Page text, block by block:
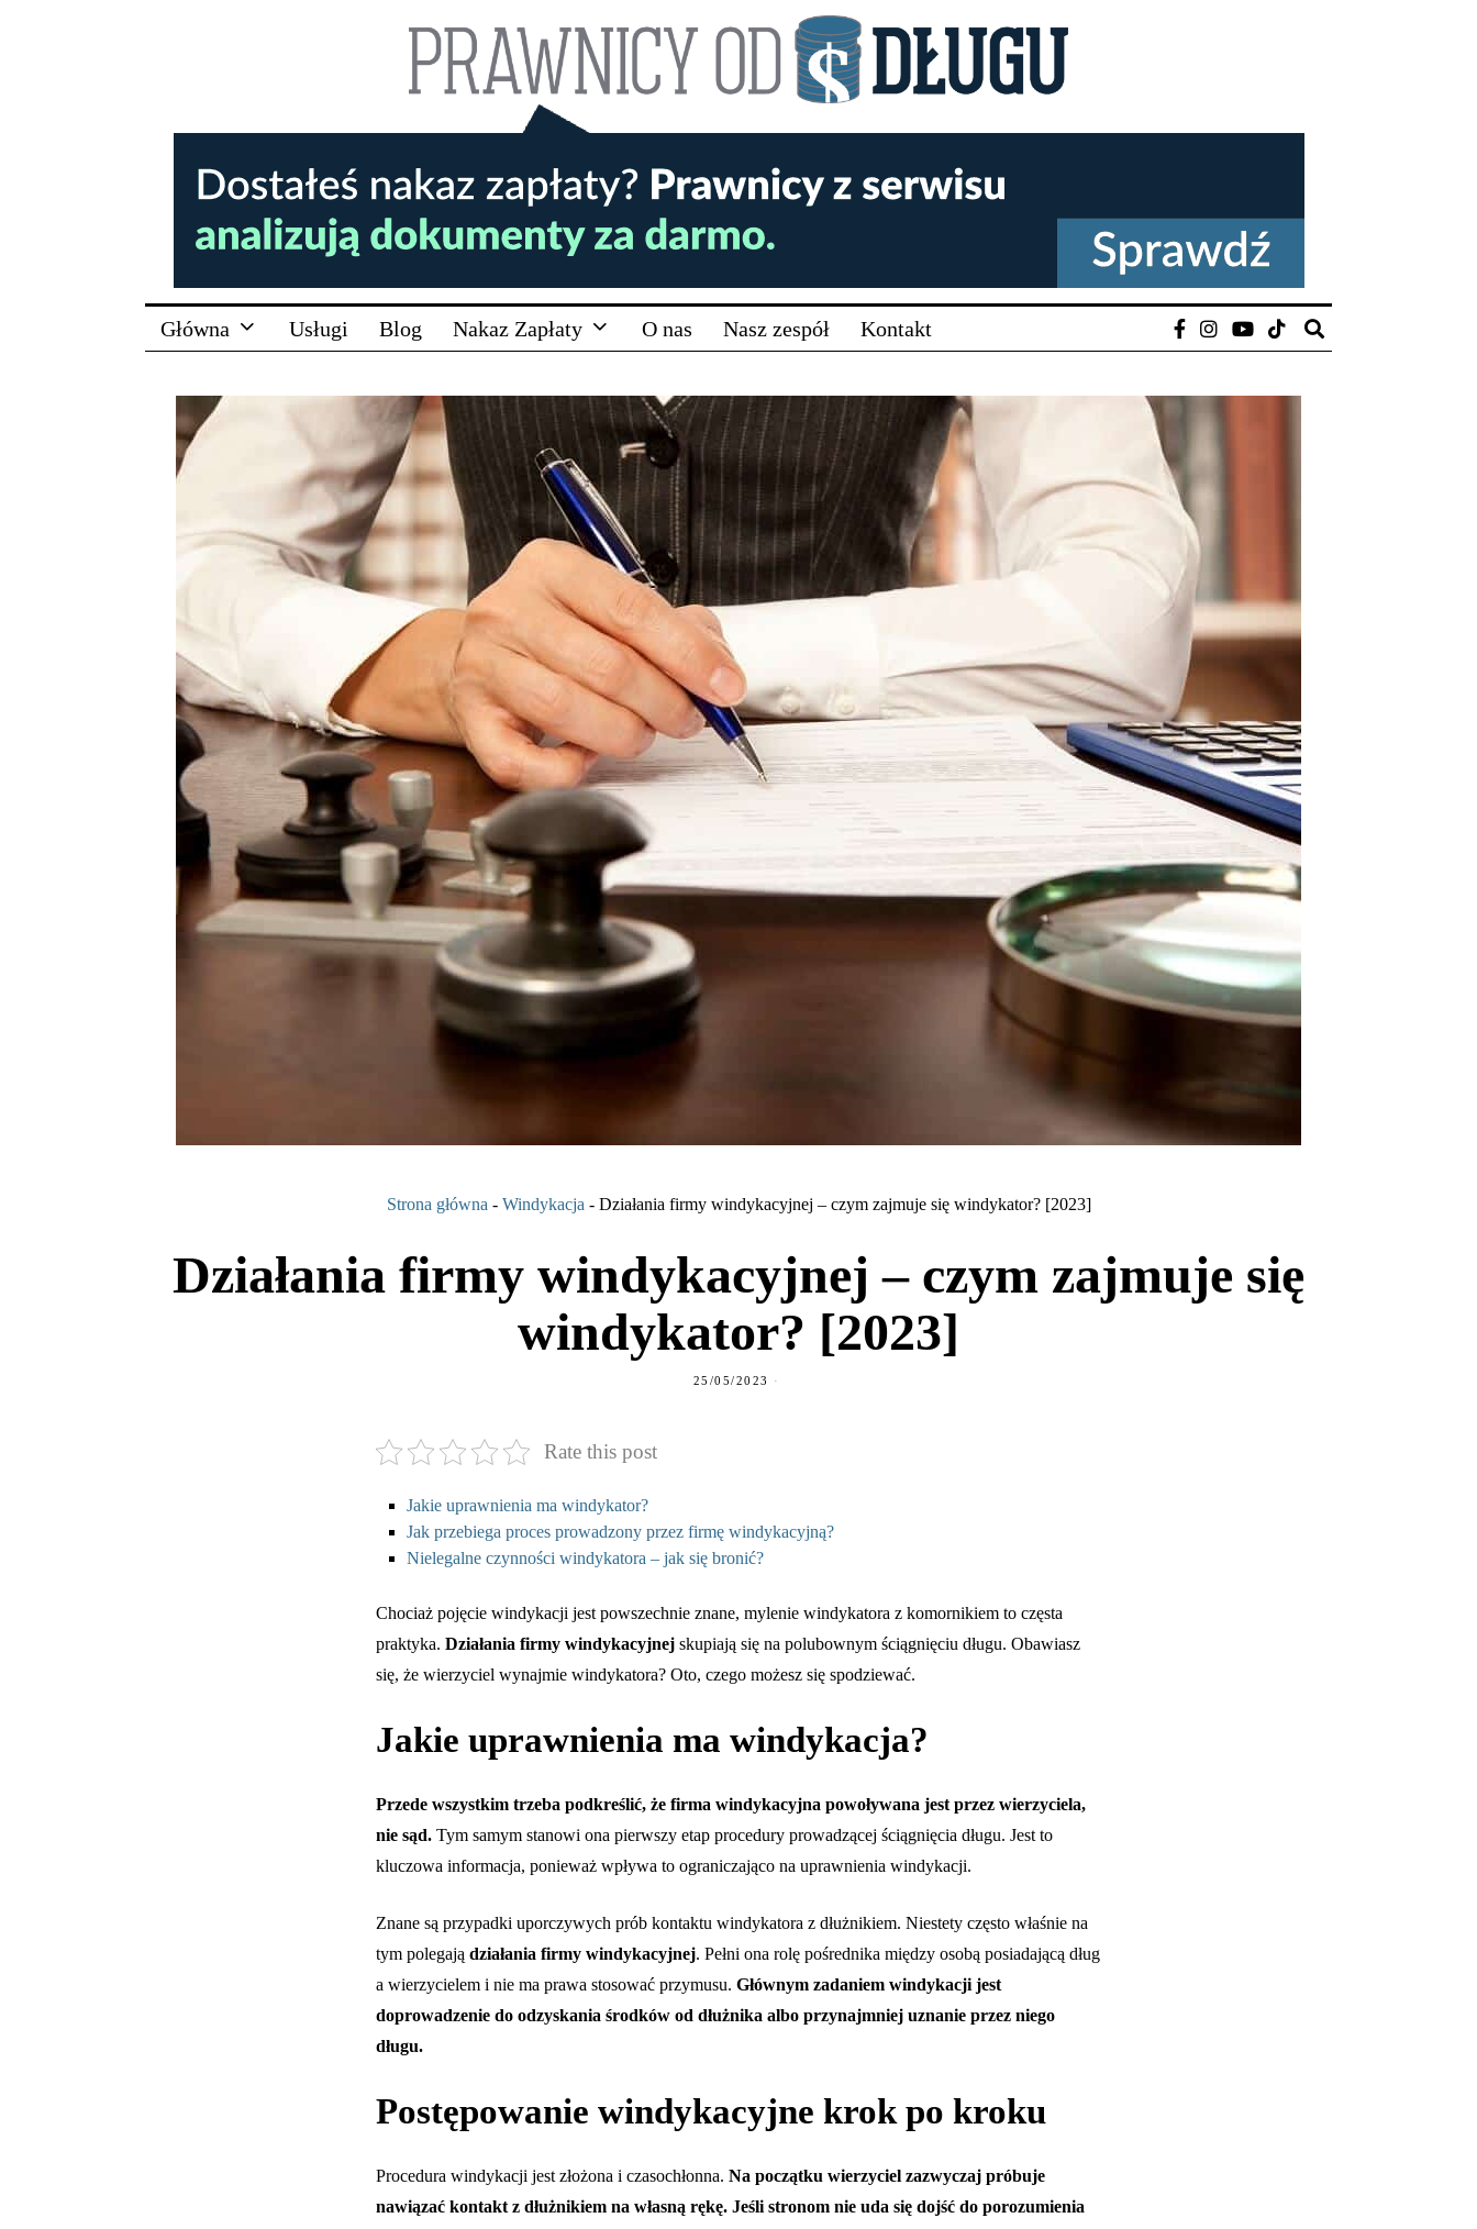
Główna Usługi Blog Nakaz Zapłaty O nas Nasz zespół Kontakt
Strona główna - Windykacja - Działania firmy windykacyjnej – czym zajmuje się windykator? [2023]
Działania firmy windykacyjnej – czym zajmuje się
windykator? [2023]
25/05/2023
Rate this post
Jakie uprawnienia ma windykator​?
Jak przebiega proces prowadzony przez firmę windykacyjną?
Nielegalne czynności windykatora – jak się bronić?
Chociaż pojęcie windykacji jest powszechnie znane, mylenie windykatora z komornikiem to częsta
praktyka. Działania firmy windykacyjnej skupiają się na polubownym ściągnięciu długu. Obawiasz
się, że wierzyciel wynajmie windykatora? Oto, czego możesz się spodziewać.
Jakie uprawnienia ma windykacja?
Przede wszystkim trzeba podkreślić, że firma windykacyjna powoływana jest przez wierzyciela,
nie sąd. Tym samym stanowi ona pierwszy etap procedury prowadzącej ściągnięcia długu. Jest to
kluczowa informacja, ponieważ wpływa to ograniczająco na uprawnienia windykacji.
Znane są przypadki uporczywych prób kontaktu windykatora z dłużnikiem. Niestety często właśnie na
tym polegają działania firmy windykacyjnej. Pełni ona rolę pośrednika między osobą posiadającą dług
a wierzycielem i nie ma prawa stosować przymusu. Głównym zadaniem windykacji jest
doprowadzenie do odzyskania środków od dłużnika albo przynajmniej uznanie przez niego
długu.
Postępowanie windykacyjne krok po kroku
Procedura windykacji jest złożona i czasochłonna. Na początku wierzyciel zazwyczaj próbuje
nawiązać kontakt z dłużnikiem na własną rękę. Jeśli stronom nie uda się dojść do porozumienia